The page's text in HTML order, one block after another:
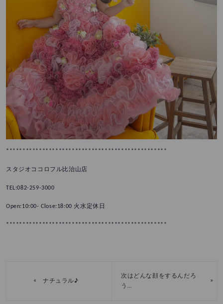
*************************************************
スタジオココロフル比治山店
TEL:082-259-3000
Open:10:00- Close:18:00 火水定休日
*************************************************
« ナチュラル♪
次はどんな顔をするんだろ
う…
»